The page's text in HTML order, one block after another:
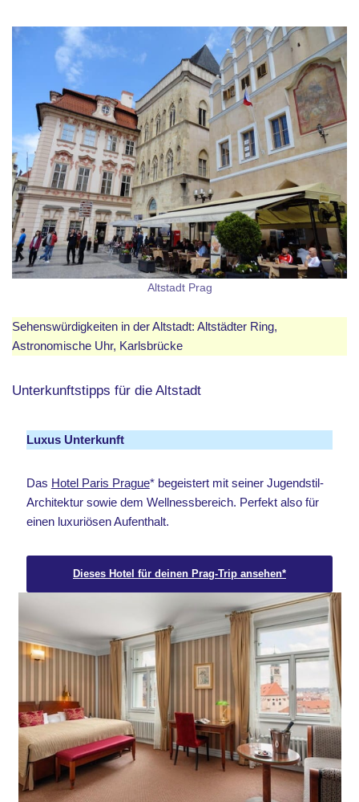
Altstadt Prag
Sehenswürdigkeiten in der Altstadt: Altstädter Ring,
Astronomische Uhr, Karlsbrücke
Unterkunftstipps für die Altstadt
Luxus Unterkunft
Das Hotel Paris Prague* begeistert mit seiner Jugendstil-
Architektur sowie dem Wellnessbereich. Perfekt also für
einen luxuriösen Aufenthalt.
Dieses Hotel für deinen Prag-Trip ansehen*